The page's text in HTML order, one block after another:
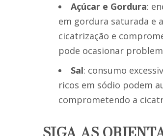
Açúcar e Gordura:
em gordura saturada e
cicatrização e
pode ocasionar
Sal: consumo
ricos em sódio podem
comprometendo a